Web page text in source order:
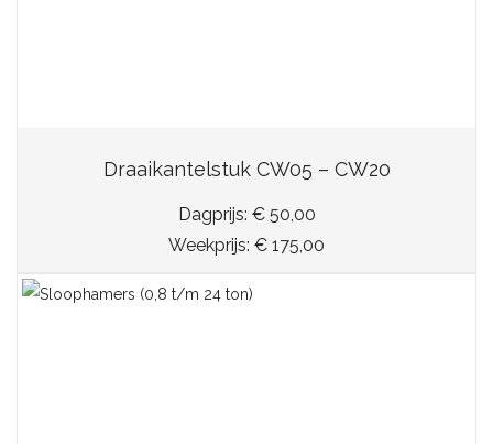
Draaikantelstuk CW05 – CW20
Dagprijs: € 50,00
Weekprijs: € 175,00